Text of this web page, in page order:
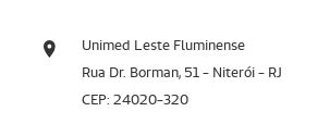
Unimed Leste Fluminense
Rua Dr. Borman, 51 - Niterói - RJ
CEP: 24020-320